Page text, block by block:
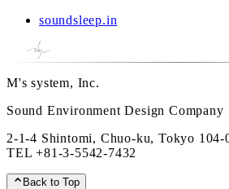
soundsleep.in
M's system, Inc.
Sound Environment Design Company
2-1-4 Shintomi, Chuo-ku, Tokyo 104-
TEL+81-3-5542-7432
Back to Top